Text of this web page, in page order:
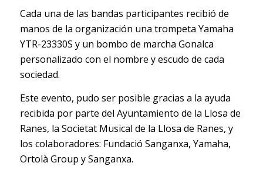
Cada una de las bandas participantes recibió de
manos de la organización una trompeta Yamaha
YTR-23330S y un bombo de marcha Gonalca
personalizado con el nombre y escudo de cada
sociedad.
Este evento, pudo ser posible gracias a la ayuda
recibida por parte del Ayuntamiento de la Llosa de
Ranes, la Societat Musical de la Llosa de Ranes, y
los colaboradores: Fundació Sanganxa, Yamaha,
Ortolà Group y Sanganxa.